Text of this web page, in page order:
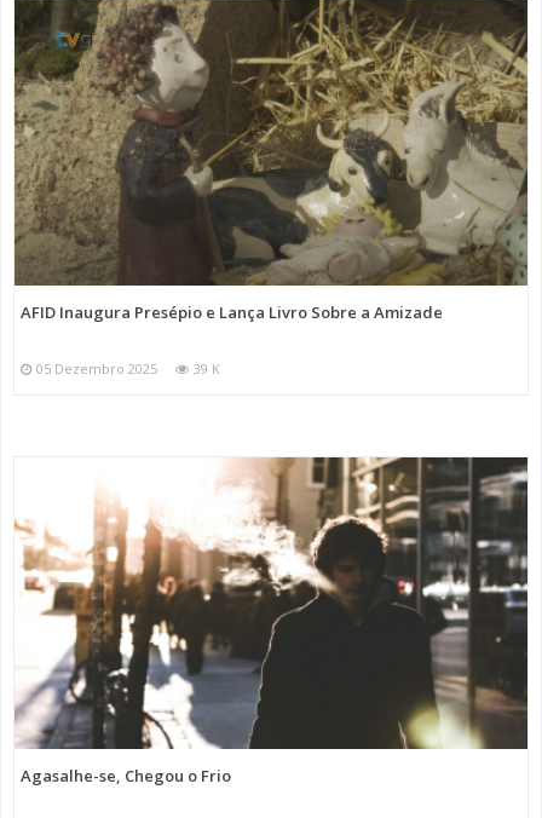
AFID Inaugura Presépio e Lança Livro Sobre a Amizade
05 Dezembro 2025 39 K
Agasalhe-se, Chegou o Frio